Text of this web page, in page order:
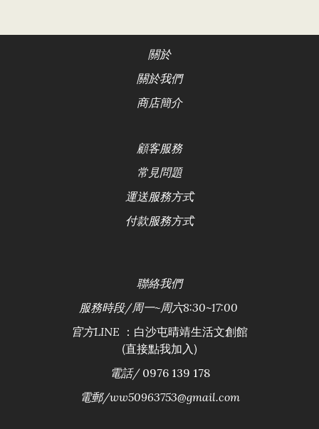
關於
關於我們
商店簡介
顧客服務
常見問題
運送服務方式
付款服務方式
聯絡我們
服務時段/周一~周六8:30~17:00
官方LINE ：白沙屯晴靖生活文創館
(直接點我加入)
電話/ 0976 139 178
電郵/ww50963753@gmail.com